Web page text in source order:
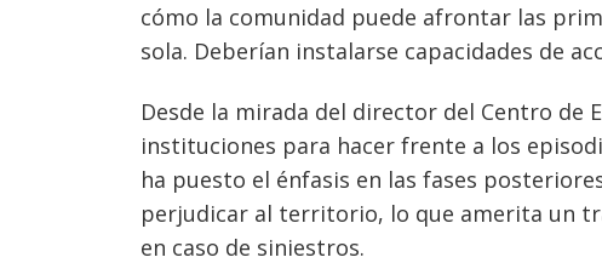
cómo la comunidad puede afrontar las
sola. Deberían instalarse capacidades de
Desde la mirada del director del Centro de
instituciones para hacer frente a los
ha puesto el énfasis en las fases
perjudicar al territorio, lo que amerita un
en caso de siniestros.